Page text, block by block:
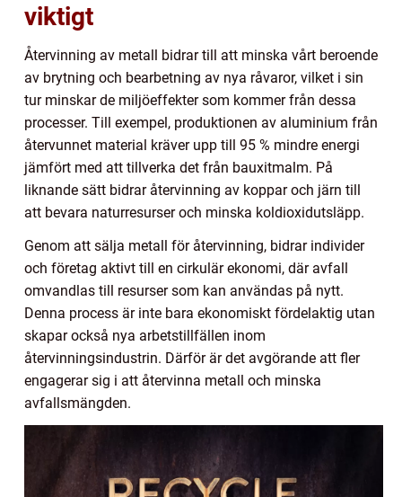
viktigt
Återvinning av metall bidrar till att minska vårt beroende
av brytning och bearbetning av nya råvaror, vilket i sin
tur minskar de miljöeffekter som kommer från dessa
processer. Till exempel, produktionen av aluminium från
återvunnet material kräver upp till 95 % mindre energi
jämfört med att tillverka det från bauxitmalm. På
liknande sätt bidrar återvinning av koppar och järn till
att bevara naturresurser och minska koldioxidutsläpp.
Genom att sälja metall för återvinning, bidrar individer
och företag aktivt till en cirkulär ekonomi, där avfall
omvandlas till resurser som kan användas på nytt.
Denna process är inte bara ekonomiskt fördelaktig utan
skapar också nya arbetstillfällen inom
återvinningsindustrin. Därför är det avgörande att fler
engagerar sig i att återvinna metall och minska
avfallsmängden.